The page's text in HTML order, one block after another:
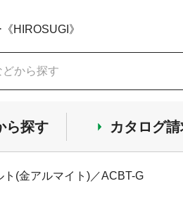
HIROSUGI》
ら探す カタログ
(金アルマイト)／ACBT-G